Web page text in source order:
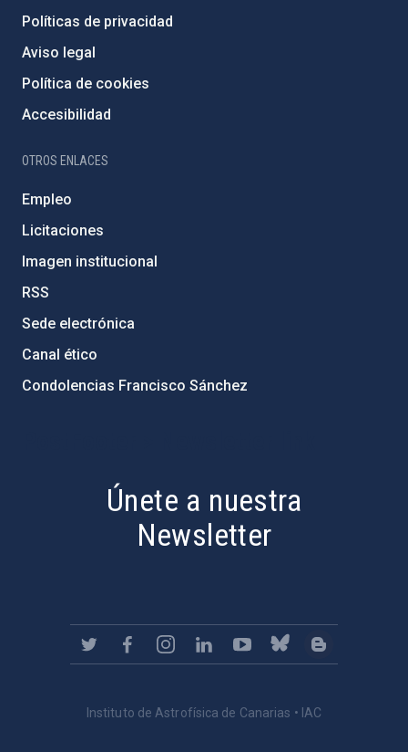
Políticas de privacidad
Aviso legal
Política de cookies
Accesibilidad
OTROS ENLACES
Empleo
Licitaciones
Imagen institucional
RSS
Sede electrónica
Canal ético
Condolencias Francisco Sánchez
Únete a nuestra
Newsletter
Instituto de Astrofísica de Canarias • IAC